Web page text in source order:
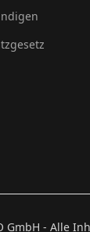
GmbH - Alle